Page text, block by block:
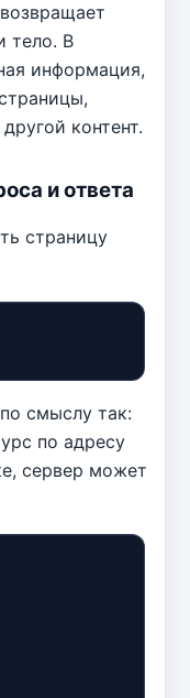
тело. В
информация,
контент.
и ответа
страницу
смыслу так:
по адресу
сервер может